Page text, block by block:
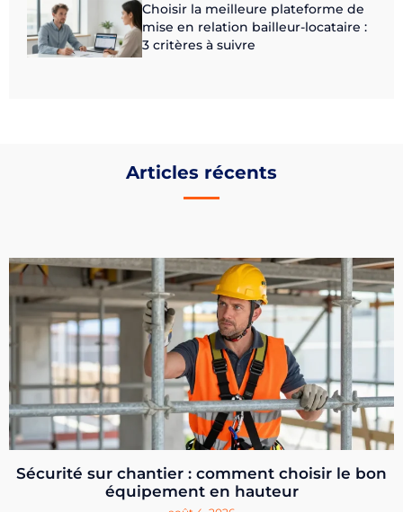
Choisir la meilleure plateforme de
mise en relation bailleur-locataire :
3 critères à suivre
Articles récents
Sécurité sur chantier : comment choisir le bon
équipement en hauteur